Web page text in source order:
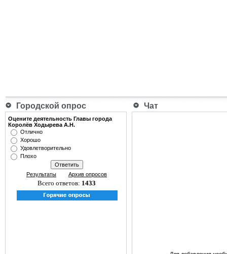
Городской опрос Чат
Оцените деятельность Главы города
Королёв Ходырева А.Н.
Отлично
Хорошо
Удовлетворительно
Плохо
Результаты Архив опросов
Всего ответов: 1433